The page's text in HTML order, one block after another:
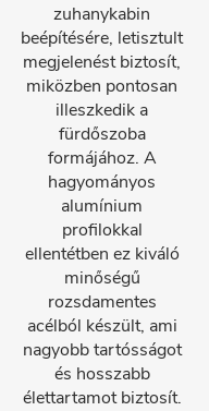
zuhanykabin
beépítésére, letisztult
megjelenést biztosít,
miközben pontosan
illeszkedik a
fürdőszoba
formájához. A
hagyományos
alumínium
profilokkal
ellentétben ez kiváló
minőségű
rozsdamentes
acélból készült, ami
nagyobb tartósságot
és hosszabb
élettartamot biztosít.